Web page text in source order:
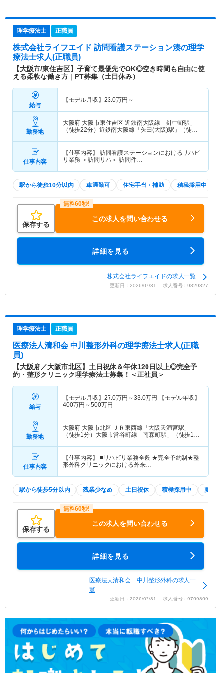
理学療法士 正職員
株式会社ライフエイド 訪問看護ステーション湊の理学
療法士求人(正職員)
【大阪市/東住吉区】子育て最優先でOK◎空き時間も自由に使
える柔軟な働き方｜PT募集（土日休み）
給与
【モデル月収】 23.0万円～
勤務地
大阪府 大阪市東住吉区 近鉄南大阪線「針中野駅」
（徒歩22分）近鉄南大阪線「矢田(大阪)駅」（徒歩
仕事内容
【仕事内容】 訪問看護ステーションにおけるリハビ
リ業務 ＜訪問リハ＞ 訪問件…
駅から徒歩10分以内 車通勤可 住宅手当・補助 積極採用中
保存する
この求人を問い合わせる
詳細を見る
株式会社ライフエイドの求人一覧
更新日：2026/07/31 求人番号：9829327
理学療法士 正職員
医療法人清和会 中川整形外科の理学療法士求人(正職
員)
【大阪府／大阪市北区】土日祝休＆年休120日以上◎完全予
約・整形クリニック理学療法士募集！＜正社員＞
給与
【モデル月収】 27.0万円～33.0万円 【モデル年収】
400万円～500万円
勤務地
大阪府 大阪市北区
ＪＲ東西線「大阪天満宮駅」
（徒歩1分）大阪市営谷町線「南森町駅」（徒歩1
仕事内容
【仕事内容】 ■リハビリ業務全般 ★完全予約制★整
形外科クリニックにおける外来…
駅から徒歩5分以内 残業少なめ 土日祝休 積極採用中 夏～
保存する
この求人を問い合わせる
詳細を見る
医療法人清和会 中川整形外科の求人一
覧
更新日：2026/07/31 求人番号：9769869